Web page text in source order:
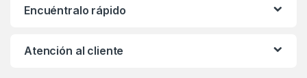
Encuéntralo rápido
Atención al cliente